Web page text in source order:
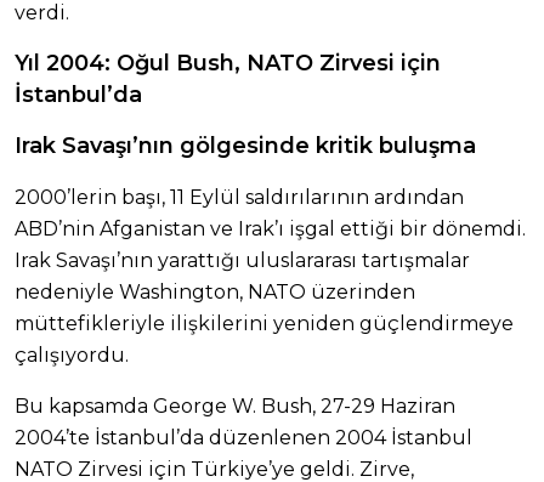
verdi.
Yıl 2004: Oğul Bush, NATO Zirvesi için
İstanbul’da
Irak Savaşı’nın gölgesinde kritik buluşma
2000’lerin başı, 11 Eylül saldırılarının ardından
ABD’nin Afganistan ve Irak’ı işgal ettiği bir dönemdi.
Irak Savaşı’nın yarattığı uluslararası tartışmalar
nedeniyle Washington, NATO üzerinden
müttefikleriyle ilişkilerini yeniden güçlendirmeye
çalışıyordu.
Bu kapsamda George W. Bush, 27-29 Haziran
2004’te İstanbul’da düzenlenen 2004 İstanbul
NATO Zirvesi için Türkiye’ye geldi. Zirve,